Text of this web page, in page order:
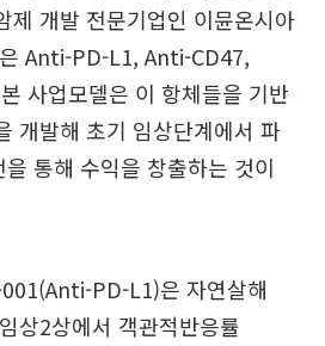
제 개발 전문기업인 이뮨온시아
Anti-PD-L1, Anti-CD47,
사업모델은 이 항체들을 기반
개발해 초기 임상단계에서 파
통해 수익을 창출하는 것이
PD-L1)은 자연살해
상2상에서 객관적반응률